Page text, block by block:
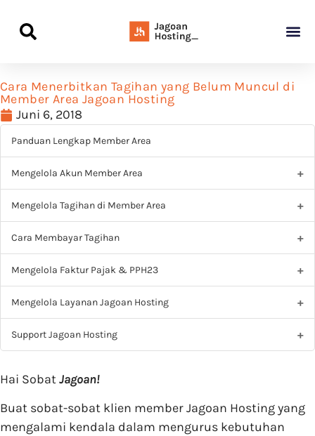
Cara Menerbitkan Tagihan yang Belum Muncul di
Member Area Jagoan Hosting
Juni 6, 2018
Panduan Lengkap Member Area
Mengelola Akun Member Area
Mengelola Tagihan di Member Area
Cara Membayar Tagihan
Mengelola Faktur Pajak & PPH23
Mengelola Layanan Jagoan Hosting
Support Jagoan Hosting
Hai SobatJagoan!
Buat sobat-sobat klien member Jagoan Hosting yang
mengalami kendala dalam mengurus kebutuhan